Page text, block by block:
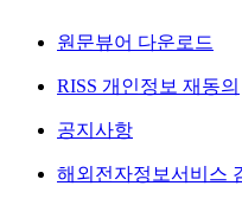
원문뷰어 다운로드
RISS 개인정보 재동의
공지사항
해외전자정보서비스